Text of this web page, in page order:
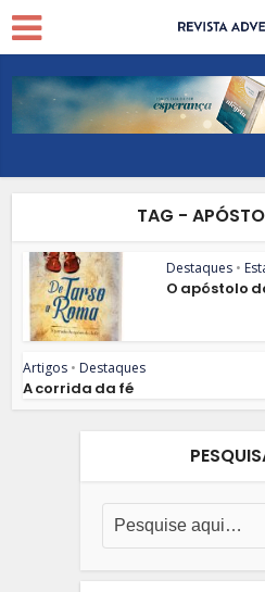
TAG -
Destaques •
O apóstolo
Artigos • Destaques
A corrida da fé